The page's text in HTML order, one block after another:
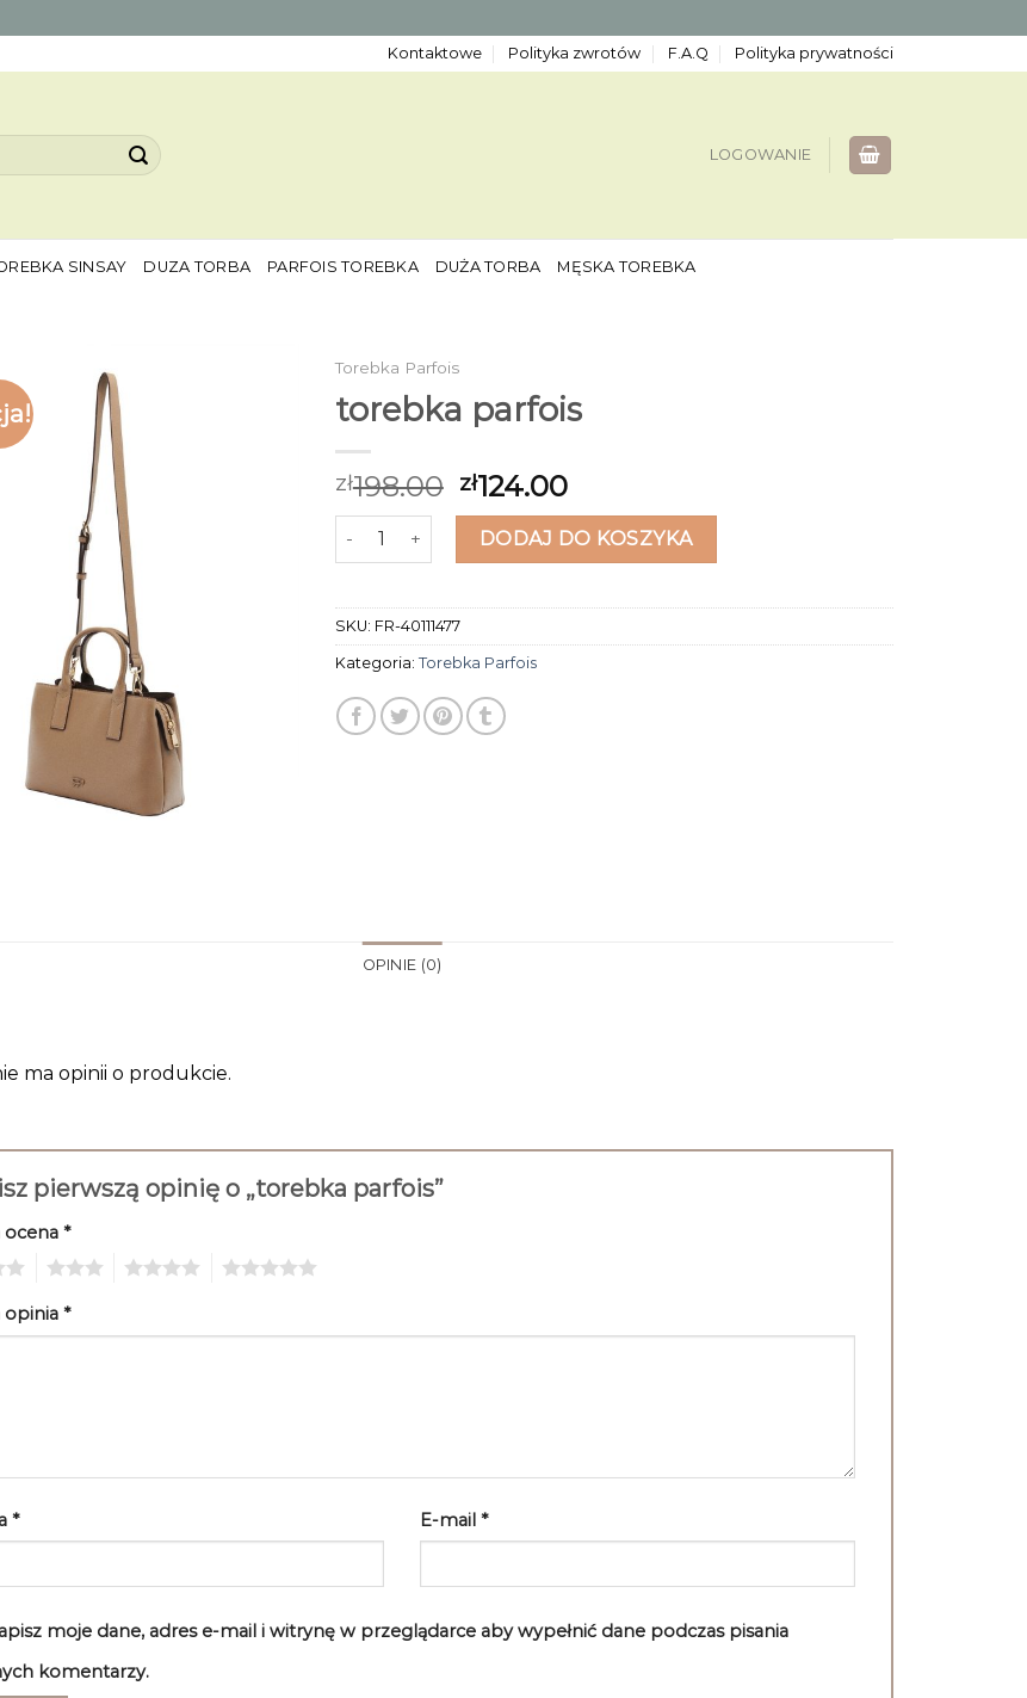
Kontaktowe Polityka zwrotów F.A.Q Polityka prywatności
LOGOWANIE
SINSAY DUZA TORBA PARFOIS TOREBKA DUŻA TORBA MĘSKA TOREBKA
Torebka Parfois
torebka parfois
zł198.00 zł124.00
ilość torebka parfoisDODAJ DO KOSZYKA
SKU: FR-40111477
Kategoria: Torebka Parfois
OPINIE (0)
ma opinii o produkcie.
pierwszą opinię o „torebka parfois”
ocena *
opinia *
* E-mail *
moje dane, adres e-mail i witrynę w przeglądarce aby wypełnić dane podczas pisania
komentarzy.